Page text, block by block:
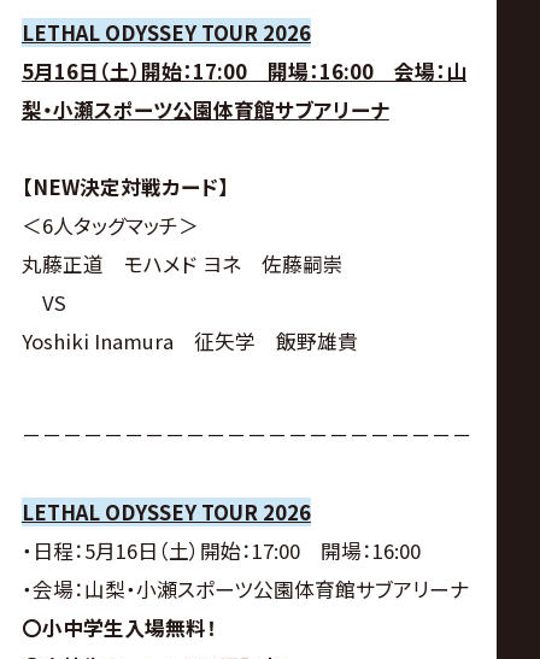
式
サ
イ
ト
LETHAL ODYSSEY TOUR 2026
5月16日（土）開始：17:00 開場：16:00 会場：山
梨・小瀬スポーツ公園体育館サブアリーナ
【NEW決定対戦カード】
＜6人タッグマッチ＞
丸藤正道 モハメド ヨネ 佐藤嗣崇
VS
Yoshiki Inamura 征矢学 飯野雄貴
－－－－－－－－－－－－－－－－－－－－－－
LETHAL ODYSSEY TOUR 2026
・日程：5月16日（土）開始：17:00 開場：16:00
・会場：山梨・小瀬スポーツ公園体育館サブアリーナ
〇小中学生入場無料！